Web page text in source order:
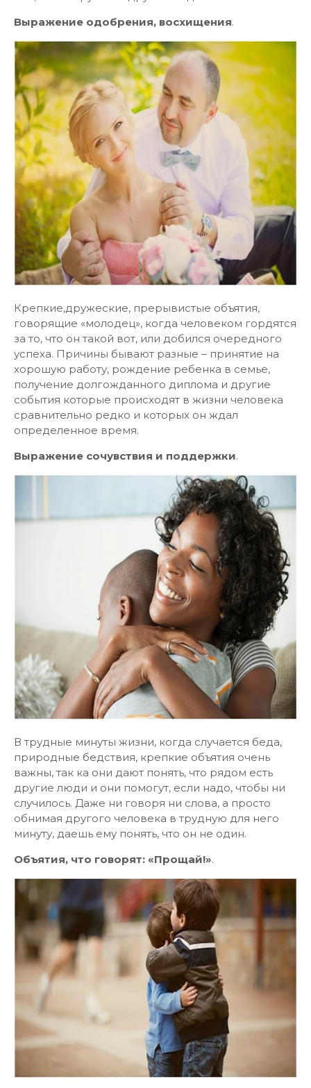
Выражение одобрения, восхищения.
Крепкие,дружеские, прерывистые объятия,
говорящие «молодец», когда человеком гордятся
за то, что он такой вот, или добился очередного
успеха. Причины бывают разные – принятие на
хорошую работу, рождение ребенка в семье,
получение долгожданного диплома и другие
события которые происходят в жизни человека
сравнительно редко и которых он ждал
определенное время.
Выражение сочувствия и поддержки.
В трудные минуты жизни, когда случается беда,
природные бедствия, крепкие объятия очень
важны, так ка они дают понять, что рядом есть
другие люди и они помогут, если надо, чтобы ни
случилось. Даже ни говоря ни слова, а просто
обнимая другого человека в трудную для него
минуту, даешь ему понять, что он не один.
Объятия, что говорят: «Прощай!».